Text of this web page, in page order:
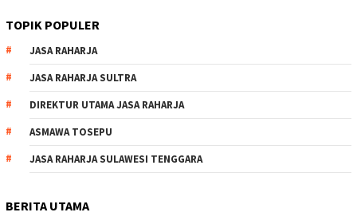
TOPIK POPULER
JASA RAHARJA
JASA RAHARJA SULTRA
DIREKTUR UTAMA JASA RAHARJA
ASMAWA TOSEPU
JASA RAHARJA SULAWESI TENGGARA
BERITA UTAMA